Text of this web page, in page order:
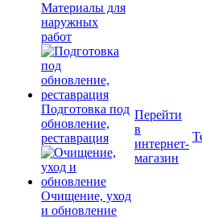
Материалы для
наружных
работ
Подготовка под
обновление,
реставрация
Очищение, уход
и обновление
Перейти
в
интернет-
магазин